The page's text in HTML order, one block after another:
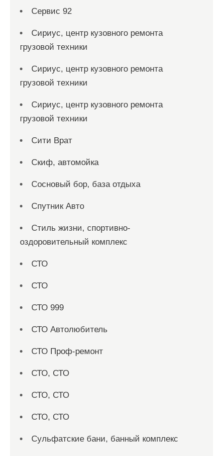
Сервис 92
Сириус, центр кузовного ремонта
грузовой техники
Сириус, центр кузовного ремонта
грузовой техники
Сириус, центр кузовного ремонта
грузовой техники
Сити Врат
Скиф, автомойка
Сосновый бор, база отдыха
Спутник Авто
Стиль жизни, спортивно-
оздоровительный комплекс
СТО
СТО
СТО 999
СТО Автолюбитель
СТО Проф-ремонт
СТО, СТО
СТО, СТО
СТО, СТО
Сульфатские бани, банный комплекс